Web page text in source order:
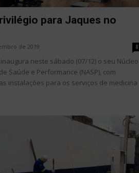
para Jaques no
de 2019 8
inaugura neste sábado (07/12) o seu Núcleo
Saúde e Performance (NASP), com
instalações para os serviços de medicina